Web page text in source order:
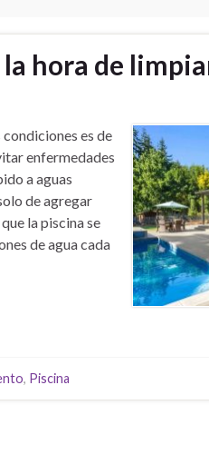
la hora de
es de
enfermedades
a aguas
de agregar
la piscina se
de agua cada
, Piscina